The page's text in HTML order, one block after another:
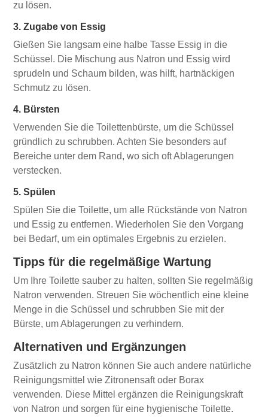
zu lösen.
3. Zugabe von Essig
Gießen Sie langsam eine halbe Tasse Essig in die
Schüssel. Die Mischung aus Natron und Essig wird
sprudeln und Schaum bilden, was hilft, hartnäckigen
Schmutz zu lösen.
4. Bürsten
Verwenden Sie die Toilettenbürste, um die Schüssel
gründlich zu schrubben. Achten Sie besonders auf
Bereiche unter dem Rand, wo sich oft Ablagerungen
verstecken.
5. Spülen
Spülen Sie die Toilette, um alle Rückstände von Natron
und Essig zu entfernen. Wiederholen Sie den Vorgang
bei Bedarf, um ein optimales Ergebnis zu erzielen.
Tipps für die regelmäßige Wartung
Um Ihre Toilette sauber zu halten, sollten Sie regelmäßig
Natron verwenden. Streuen Sie wöchentlich eine kleine
Menge in die Schüssel und schrubben Sie mit der
Bürste, um Ablagerungen zu verhindern.
Alternativen und Ergänzungen
Zusätzlich zu Natron können Sie auch andere natürliche
Reinigungsmittel wie Zitronensaft oder Borax
verwenden. Diese Mittel ergänzen die Reinigungskraft
von Natron und sorgen für eine hygienische Toilette.